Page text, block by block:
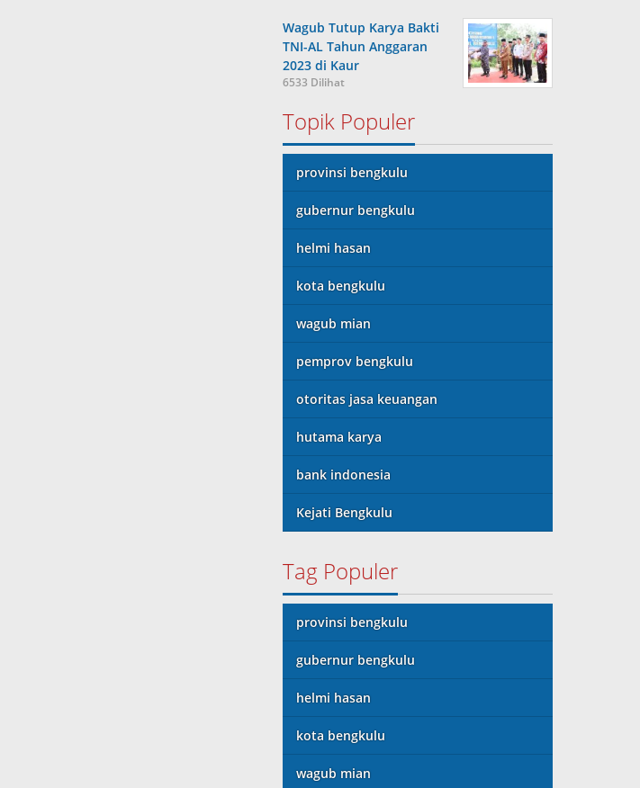
Wagub Tutup Karya Bakti
TNI-AL Tahun Anggaran
2023 di Kaur
6533 Dilihat
Topik Populer
provinsi bengkulu
gubernur bengkulu
helmi hasan
kota bengkulu
wagub mian
pemprov bengkulu
otoritas jasa keuangan
hutama karya
bank indonesia
Kejati Bengkulu
Tag Populer
provinsi bengkulu
gubernur bengkulu
helmi hasan
kota bengkulu
wagub mian